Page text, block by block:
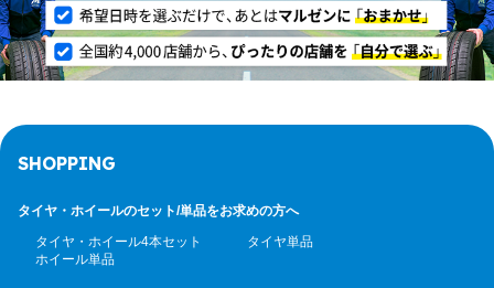
SHOPPING
タイヤ・ホイールのセット/単品をお求めの方へ
タイヤ・ホイール4本セット
タイヤ単品
ホイール単品